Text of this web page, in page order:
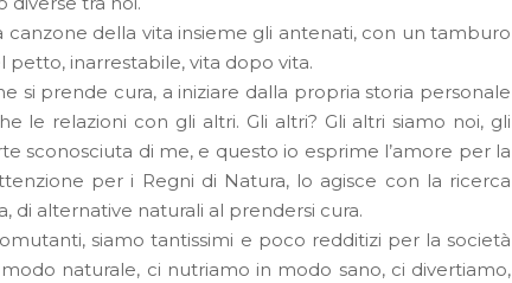
canzone della vita insieme gli antenati, con un tamburo
inarrestabile, vita dopo vita.
si prende cura, a iniziare dalla propria storia personale
le relazioni con gli altri. Gli altri? Gli altri siamo noi, gli
sconosciuta di me, e questo io esprime l’amore per la
per i Regni di Natura, lo agisce con la ricerca
di alternative naturali al prendersi cura.
siamo tantissimi e poco redditizi per la società
naturale, ci nutriamo in modo sano, ci divertiamo,